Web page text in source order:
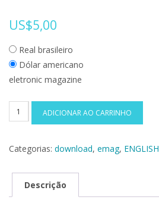
US$5,00
Real brasileiro
Dólar americano
eletronic magazine
REENCOUNTER
171
TO
BLOCK
UNIVERSE
ADICIONAR AO CARRINHO
Categorias: download, emag, ENGLISH
Descrição